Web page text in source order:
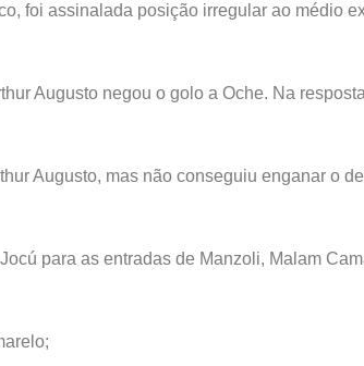
foi assinalada posição irregular ao médio
Augusto negou o golo a Oche. Na
Augusto, mas não conseguiu enganar o
para as entradas de Manzoli, Malam